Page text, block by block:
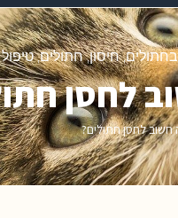
,חיסון,חתולים,
לחסן
חשוב לחסן חתולים?